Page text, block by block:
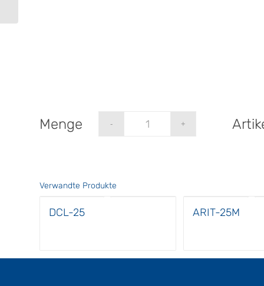
Verwandte Produkte
DCL-25 ARIT-25M